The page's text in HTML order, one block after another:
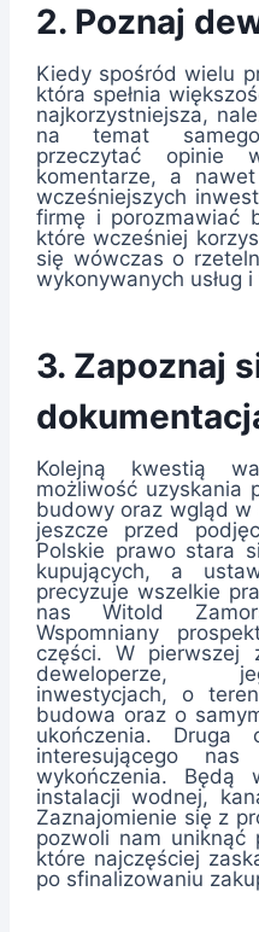
2. Poznaj
Kiedy spośród wielu
która spełnia
najkorzystniejsza,
na temat
przeczytać opinie
komentarze, a
wcześniejszych
firmę i porozmawiać
które wcześniej
się wówczas o
wykonywanych usług
3. Zapoznaj
Kolejną kwestią
możliwość uzyskania
budowy oraz wgląd w
jeszcze przed
Polskie prawo stara
kupujących, a
precyzuje wszelkie
nas Witold
Wspomniany
części. W pierwszej
deweloperze,
inwestycjach, o
budowa oraz o
ukończenia. Druga
interesującego
wykończenia. Będą
instalacji wodnej,
Zaznajomienie się z
pozwoli nam uniknąć
które najczęściej
po sfinalizowaniu